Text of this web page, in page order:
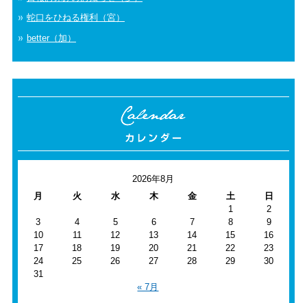
蛇口をひねる権利（宮）
better（加）
2026年8月
月
火 水 木 金 土
日
1
2
3
4 5 6 7 8
9
10
11 12 13 14 15
16
17
18 19 20 21 22
23
24
25 26 27 28 29
30
31
« 7月